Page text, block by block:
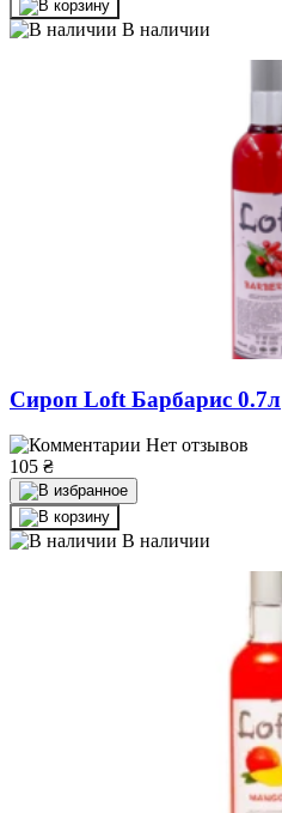
В наличии
Сироп Loft Барбарис 0.7л
Нет отзывов
105 ₴
В наличии